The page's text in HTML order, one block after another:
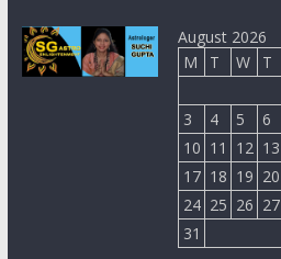
August 2026
M
T W T
3
4 5 6
10 11 12 13
17 18 19 20
24 25 26 27
31